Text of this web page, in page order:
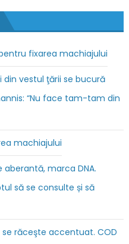
fixarea machiajului
din vestul ţării se bucură
“Nu face tam-tam din
machiajului
aberantă, marca DNA.
să se consulte și să
răceşte accentuat. COD